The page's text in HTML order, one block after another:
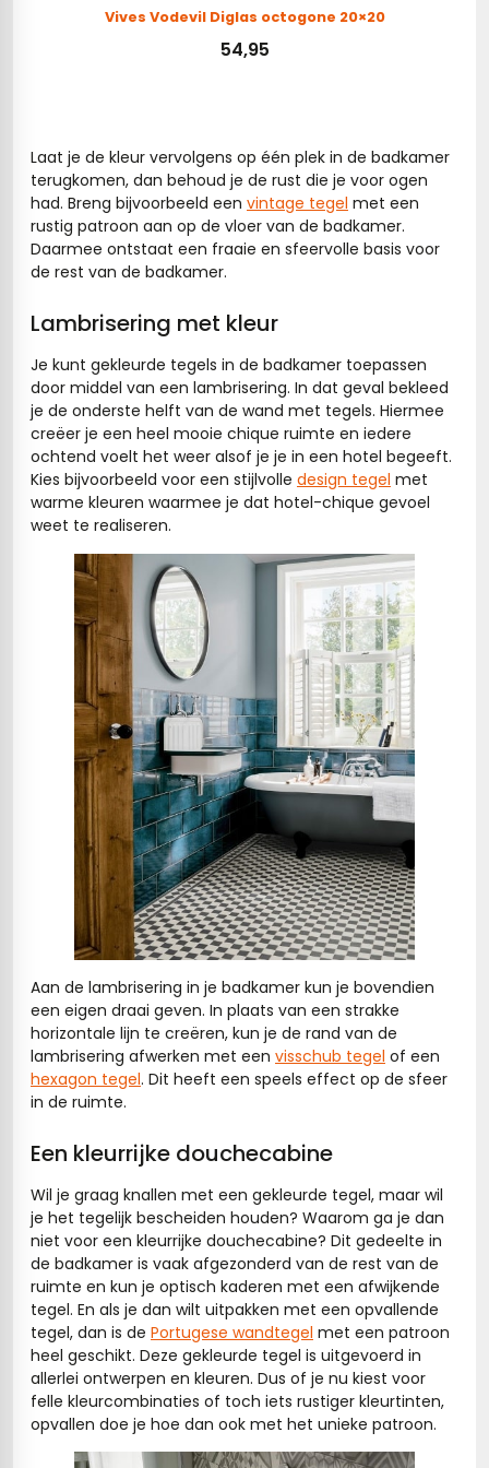
Vives Vodevil Diglas octogone 20×20
54,95
Laat je de kleur vervolgens op één plek in de badkamer
terugkomen, dan behoud je de rust die je voor ogen
had. Breng bijvoorbeeld een vintage tegel met een
rustig patroon aan op de vloer van de badkamer.
Daarmee ontstaat een fraaie en sfeervolle basis voor
de rest van de badkamer.
Lambrisering met kleur
Je kunt gekleurde tegels in de badkamer toepassen
door middel van een lambrisering. In dat geval bekleed
je de onderste helft van de wand met tegels. Hiermee
creëer je een heel mooie chique ruimte en iedere
ochtend voelt het weer alsof je je in een hotel begeeft.
Kies bijvoorbeeld voor een stijlvolle design tegel met
warme kleuren waarmee je dat hotel-chique gevoel
weet te realiseren.
Aan de lambrisering in je badkamer kun je bovendien
een eigen draai geven. In plaats van een strakke
horizontale lijn te creëren, kun je de rand van de
lambrisering afwerken met een visschub tegel of een
hexagon tegel. Dit heeft een speels effect op de sfeer
in de ruimte.
Een kleurrijke douchecabine
Wil je graag knallen met een gekleurde tegel, maar wil
je het tegelijk bescheiden houden? Waarom ga je dan
niet voor een kleurrijke douchecabine? Dit gedeelte in
de badkamer is vaak afgezonderd van de rest van de
ruimte en kun je optisch kaderen met een afwijkende
tegel. En als je dan wilt uitpakken met een opvallende
tegel, dan is de Portugese wandtegel met een patroon
heel geschikt. Deze gekleurde tegel is uitgevoerd in
allerlei ontwerpen en kleuren. Dus of je nu kiest voor
felle kleurcombinaties of toch iets rustiger kleurtinten,
opvallen doe je hoe dan ook met het unieke patroon.